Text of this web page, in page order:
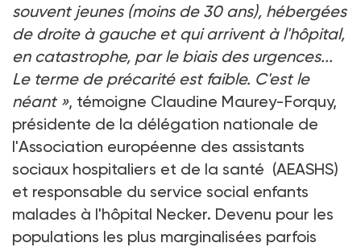
souvent jeunes (moins de 30 ans), hébergées
de droite à gauche et qui arrivent à l'hôpital,
en catastrophe, par le biais des urgences...
Le terme de précarité est faible. C'est le
néant », témoigne Claudine Maurey-Forquy,
présidente de la délégation nationale de
l'Association européenne des assistants
sociaux hospitaliers et de la santé (AEASHS)
et responsable du service social enfants
malades à l'hôpital Necker. Devenu pour les
populations les plus marginalisées parfois